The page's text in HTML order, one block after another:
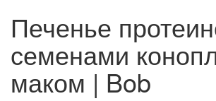
Печенье
семенами
маком | Bob